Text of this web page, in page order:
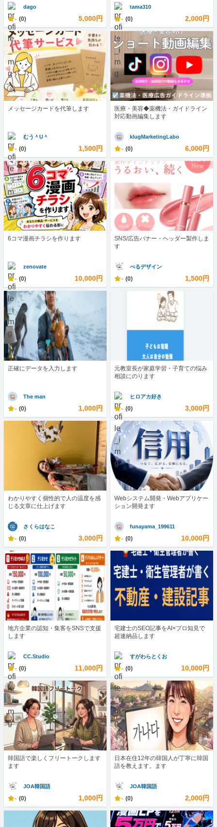
dago
- (0) 5,000円
tama310
- (0) 2,000円
メッセージカードを代筆します
むう＾U＾
- (0) 1,500円
医療・美容◆薬機法・ガイドライン
対応動画編集します
klugMarketingLabo
- (0) 6,000円
6コマ漫画チラシを作ります
zenovate
- (0) 10,000円
SNS/広告バナー・ヘッダー製作しま
す
べるデザイン
- (0) 1,500円
正確にデータを入力します
The man
- (0) 1,000円
元教室長が家庭学習・子育ての悩み
相談にのります
ヒロアカ好き
- (0) 3,000円
わかりやすく個性的で人の温度を感
じる文章に仕上げます
さくらはなこ
- (0) 3,000円
Webシステム開発・Webアプリケー
ション開発ます
funayama_199611
- (0) 10,000円
地方企業の認知・集客をSNSで支援
します
CC.Studio
- (0) 11,000円
宅建士のSEO記事をAI×プロ知見で
超速納品します
すがわらとくお
- (0) 10,000円
韓国語で楽しくフリートークします
ます
JOA韓国語
- (0) 1,000円
日本在住12年の韓国人が丁寧に韓国
語を教えます。ます
JOA韓国語
- (0) 2,000円